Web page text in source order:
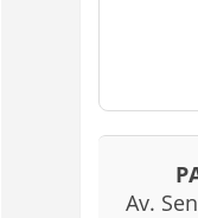
Av.